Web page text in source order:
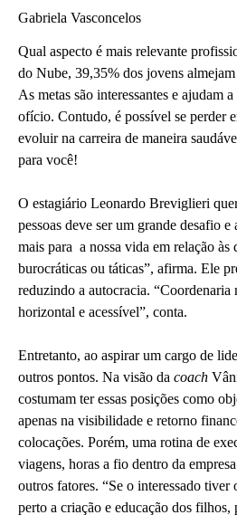
Gabriela Vasconcelos
Qual aspecto é mais relevante
do Nube, 39,35% dos jovens
As metas são interessantes e ajudam
ofício. Contudo, é possível se perder
evoluir na carreira de maneira
para você!
O estagiário Leonardo Breviglieri
pessoas deve ser um grande desafio e
mais para a nossa vida em relação às
burocráticas ou táticas”, afirma. Ele
reduzindo a autocracia. “Coordenaria
horizontal e acessível”, conta.
Entretanto, ao aspirar um cargo de
outros pontos. Na visão da coach
costumam ter essas posições como
apenas na visibilidade e retorno
colocações. Porém, uma rotina de
viagens, horas a fio dentro da
outros fatores. “Se o interessado tiver
perto a criação e educação dos